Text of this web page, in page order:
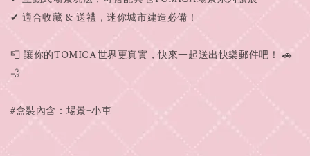
✔ 適合收藏 & 送禮，迷你城市建造必備！
📮 讓你的TOMICA世界更真實，快來一起送出快樂郵件吧！ 🚗
💨
#盒裝內含：場景+小車